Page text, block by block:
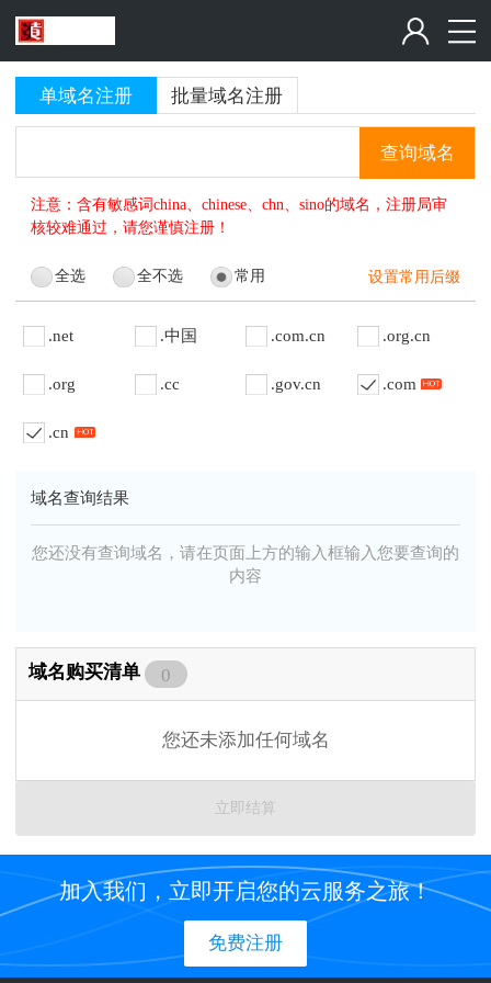
单域名注册 批量域名注册
查询域名
注意：含有敏感词china、chinese、chn、sino的域名，注册局审
核较难通过，请您谨慎注册！
全选 全不选 常用 设置常用后缀
.net .中国 .com.cn .org.cn
.org .cc .gov.cn .com
.cn
域名查询结果
您还没有查询域名，请在页面上方的输入框输入您要查询的
内容
域名购买清单 0
您还未添加任何域名
立即结算
加入我们，立即开启您的云服务之旅！
免费注册